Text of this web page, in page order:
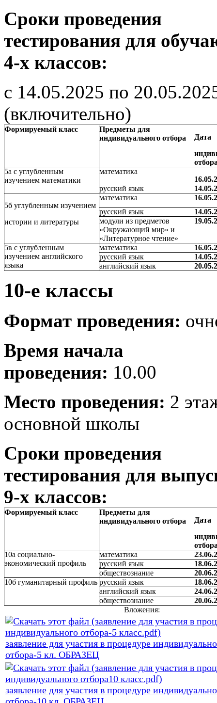
Сроки проведения
тестирования для
4-х классов:
с 14.05.2025 по
(включительно)
Формируемый класс
Предметы для
индивидуального отбора
Дата
5а с углубленным
изучением математики
математика
русский язык
5б углубленным изучением
истории и литературы
математика
русский язык
модули из предметов
«Окружающий мир» и
«Литературное чтение»
5в с углубленным
изучением английского
языка
математика
русский язык
английский язык
10-е классы
Формат проведения:
Время начала
проведения: 10.00
Место проведения: 2
основной школы
Сроки проведения
тестирования для
9-х классов:
Формируемый класс
Предметы для
индивидуального отбора
Дата
10а социально-
экономический профиль
математика
русский язык
обществознание
10б гуманитарный профиль русский язык
английский язык
обществознание
Вложения:
заявление для участия в процедуре
отбора-5 кл. ОБРАЗЕЦ
заявление для участия в процедуре